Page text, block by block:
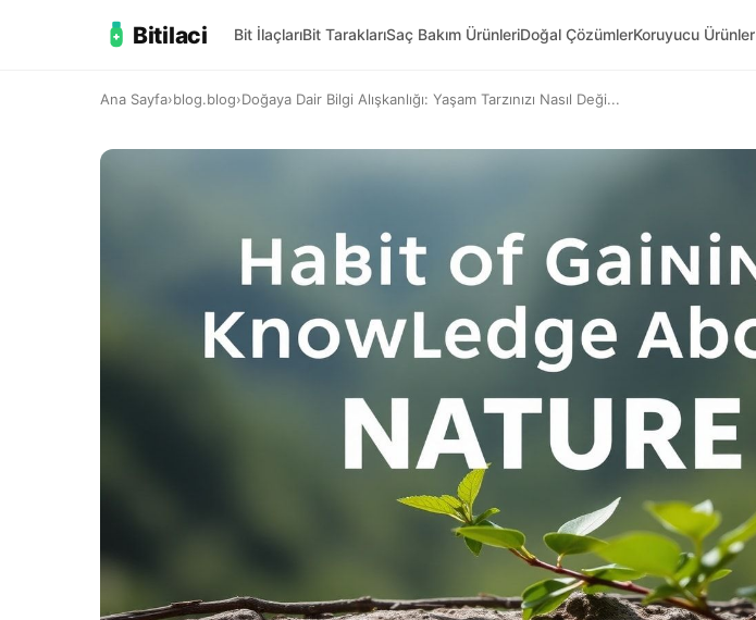
Bitilaci Bit İlaçlarıBit TaraklarıSaç Bakım ÜrünleriDoğal ÇözümlerKoruyucu Ürünler
Ana Sayfa›blog.blog›Doğaya Dair Bilgi Alışkanlığı: Yaşam Tarzınızı Nasıl Deği...